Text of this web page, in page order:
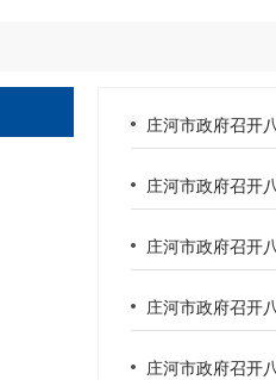
庄河市政府召开
庄河市政府召开
庄河市政府召开
庄河市政府召开
庄河市政府召开